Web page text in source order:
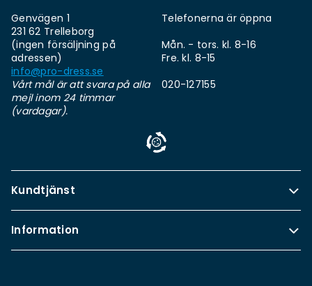
Genvägen 1
231 62 Trelleborg
(ingen försäljning på
adressen)
info@pro-dress.se
Vårt mål är att svara på alla
mejl inom 24 timmar
(vardagar).
Telefonerna är öppna
Mån. - tors. kl. 8-16
Fre. kl. 8-15
020-127155
Kundtjänst
Information